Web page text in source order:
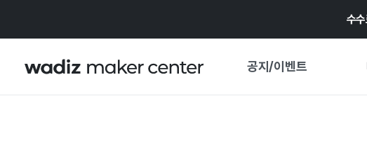
수
공지/이벤트